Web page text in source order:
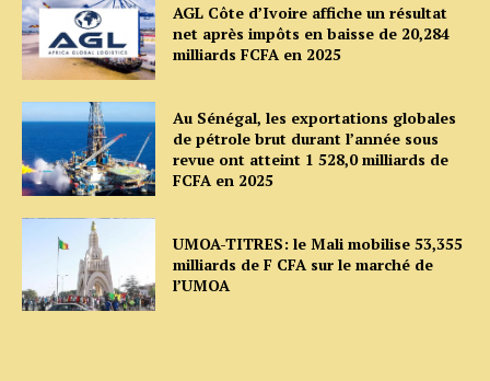
AGL Côte d’Ivoire affiche un résultat
net après impôts en baisse de 20,284
milliards FCFA en 2025
Au Sénégal, les exportations globales
de pétrole brut durant l’année sous
revue ont atteint 1 528,0 milliards de
FCFA en 2025
UMOA-TITRES: le Mali mobilise 53,355
milliards de F CFA sur le marché de
l’UMOA